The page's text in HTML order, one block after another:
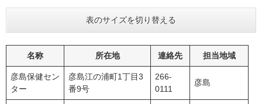
表のサイズを切り替える
名称 所在地 連絡先 担当地域
彦島保健セン
ター
彦島江の浦町1丁目3
番9号
266-
0111
彦島